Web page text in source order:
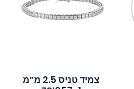
צמיד טניס 2.5 מ”מ